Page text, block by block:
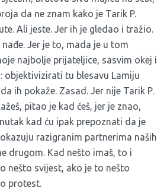
da ne znam kako je Tarik P.
Ali jeste. Jer ih je gledao i tražio.
Jer je to, mada je u tom
najbolje prijateljice, sasvim okej i
objektivizirati tu blesavu Lamiju
ih pokaže. Zasad. Jer nije Tarik P.
pitao je kad ćeš, jer je znao,
kad ću ipak prepoznati da je
razigranim partnerima naših
drugom. Kad nešto imaš, to i
nešto svijest, ako je to nešto
protest.